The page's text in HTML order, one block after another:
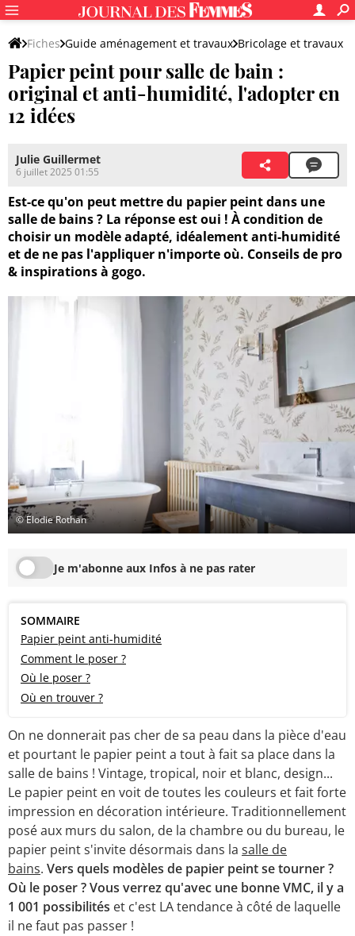
Fiches Guide aménagement et travaux Bricolage et travaux
Revêtements pour murs et sols Papier peint
Papier peint pour salle de bain :
original et anti-humidité, l'adopter en
12 idées
Julie Guillermet
6 juillet 2025 01:55
Est-ce qu'on peut mettre du papier peint dans une
salle de bains ? La réponse est oui ! À condition de
choisir un modèle adapté, idéalement anti-humidité
et de ne pas l'appliquer n'importe où. Conseils de pro
& inspirations à gogo.
© Elodie Rothan
Je m'abonne aux Infos à ne pas rater
SOMMAIRE
Papier peint anti-humidité
Comment le poser ?
Où le poser ?
Où en trouver ?
On ne donnerait pas cher de sa peau dans la pièce d'eau
et pourtant le papier peint a tout à fait sa place dans la
salle de bains ! Vintage, tropical, noir et blanc, design...
Le papier peint en voit de toutes les couleurs et fait forte
impression en décoration intérieure. Traditionnellement
posé aux murs du salon, de la chambre ou du bureau, le
papier peint s'invite désormais dans la salle de
bains. Vers quels modèles de papier peint se tourner ?
Où le poser ? Vous verrez qu'avec une bonne VMC, il y a
1 001 possibilités et c'est LA tendance à côté de laquelle
il ne faut pas passer !